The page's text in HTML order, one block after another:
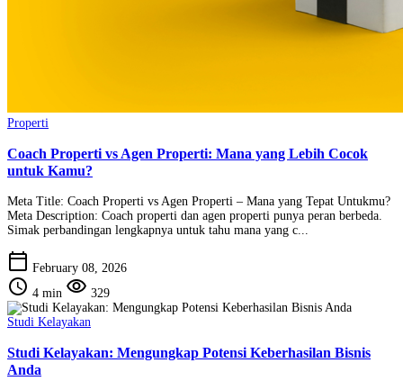
Properti
Coach Properti vs Agen Properti: Mana yang Lebih Cocok
untuk Kamu?
Meta Title: Coach Properti vs Agen Properti – Mana yang Tepat Untukmu?
Meta Description: Coach properti dan agen properti punya peran berbeda.
Simak perbandingan lengkapnya untuk tahu mana yang c...
calendar_today February 08, 2026
schedule 4 min visibility 329
Studi Kelayakan
Studi Kelayakan: Mengungkap Potensi Keberhasilan Bisnis
Anda